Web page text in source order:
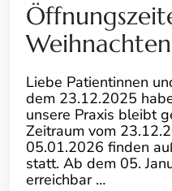
Weihnachten
Liebe Patientinnen
dem 23.12.2025
unsere Praxis bleibt
Zeitraum vom
05.01.2026 finden
statt. Ab dem 05.
erreichbar …